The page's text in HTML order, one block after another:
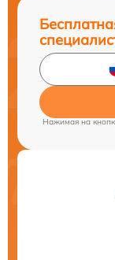
Нажимая на